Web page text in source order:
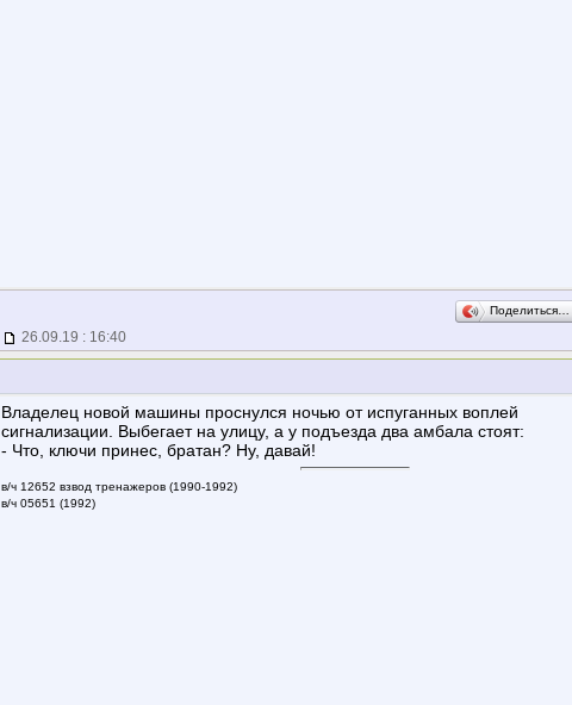
Поделиться…
26.09.19 : 16:40
Владелец новой машины проснулся ночью от испуганных воплей
сигнализации. Выбегает на улицу, а у подъезда два амбала стоят:
- Что, ключи принес, братан? Ну, давай!
в/ч 12652 взвод тренажеров (1990-1992)
в/ч 05651 (1992)